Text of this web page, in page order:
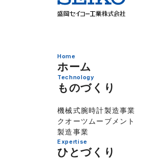
Home
ホーム
Technology
ものづくり
機械式腕時計製造事業
クオーツムーブメント
製造事業
Expertise
ひとづくり